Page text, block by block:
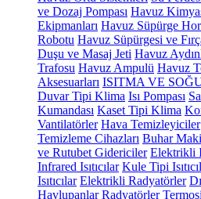
ve Dozaj Pompası Havuz
Ekipmanları Havuz Süpürge
Robotu Havuz Süpürgesi ve
Duşu ve Masaj Jeti Havuz
Trafosu Havuz Ampulü Havuz
Aksesuarları ISITMA VE
Duvar Tipi Klima Isı Pompası
Kumandası Kaset Tipi Klima
Vantilatörler Hava Temizleyiciler
Temizleme Cihazları Buhar
ve Rutubet Gidericiler Elektrikli
Infrared Isıtıcılar Kule Tipi
Isıtıcılar Elektrikli Radyatörler
Havlupanlar Radyatörler